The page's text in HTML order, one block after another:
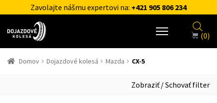
Zavolajte nášmu expertovi na: +421 905 806 234
(0)
Domov Dojazdové kolesá Mazda CX-5
Zobraziť / Schovať filter